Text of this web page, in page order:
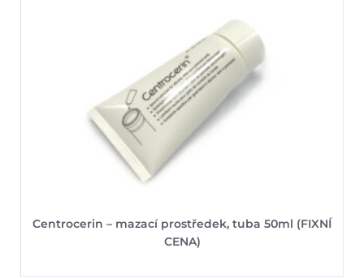
Centrocerin – mazací prostředek, tuba 50ml (FIXNÍ
CENA)